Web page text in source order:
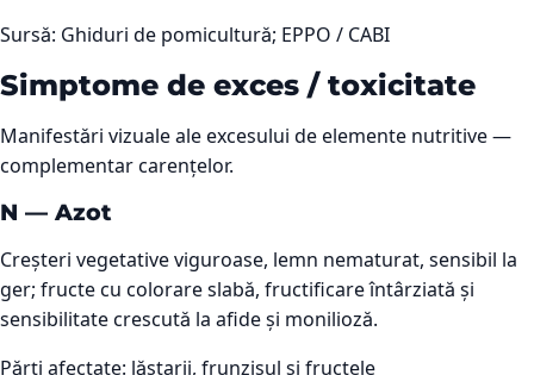
Sursă: Ghiduri de pomicultură; EPPO / CABI
Simptome de exces / toxicitate
Manifestări vizuale ale excesului de elemente nutritive —
complementar carențelor.
N — Azot
Creșteri vegetative viguroase, lemn nematurat, sensibil la
ger; fructe cu colorare slabă, fructificare întârziată și
sensibilitate crescută la afide și monilioză.
Părți afectate: lăstarii, frunzișul și fructele